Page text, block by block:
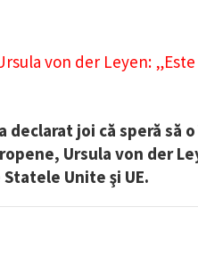
joi că speră să
Ursula von der
Unite şi UE.